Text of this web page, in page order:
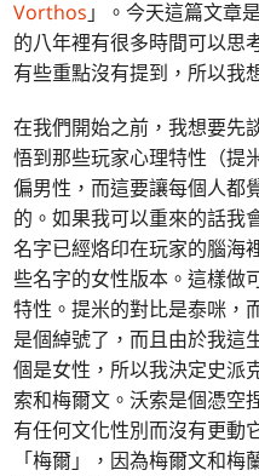
Vorthos 」。今天這篇文章
的八年裡有很多時間可以思
有些重點沒有提到，所以我
在我們開始之前，我想要先
悟到那些玩家心理特性（提
偏男性，而這要讓每個人都
的。如果我可以重來的話我
名字已經烙印在玩家的腦海
些名字的女性版本。這樣做
特性。提米的對比是泰咪，
是個綽號了，而且由於我這
個是女性，所以我決定史派
索和梅爾文。沃索是個憑空
有任何文化性別而沒有更動
「梅爾」，因為梅爾文和